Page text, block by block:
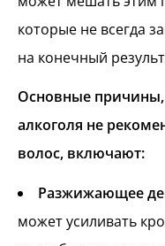
которые не всегда
на конечный
Основные
алкоголя не
волос, включают:
Разжижающее
может усиливать